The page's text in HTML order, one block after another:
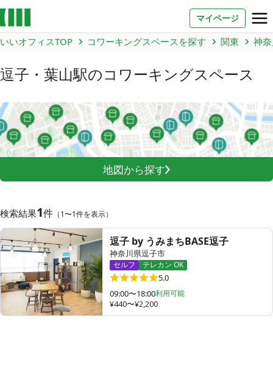
マイページ
よくあるご質問
法人での利用
いいオフィス（コワーキングスペース）
いい会議室（会議室専用スペース）
FCオーナー募集
コワーキング運営DXシステム
E Solution
いいオフィスTOP コワーキングスペースを探す 関東 神
逗子・葉山駅のコワーキングスペース
地図から探す
検索結果1件 （1〜1件を表示）
逗子 by うみまちBASE逗子
神奈川県逗子市
セルフ テレカン OK
5.0
09:00〜18:00利用可能
¥440〜¥2,200